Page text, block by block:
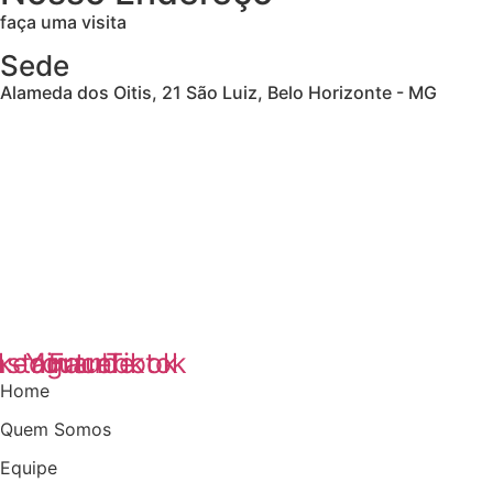
faça uma visita
Sede
Alameda dos Oitis, 21 São Luiz, Belo Horizonte - MG
Youtube
Facebook
Tiktok
Home
Quem Somos
Equipe